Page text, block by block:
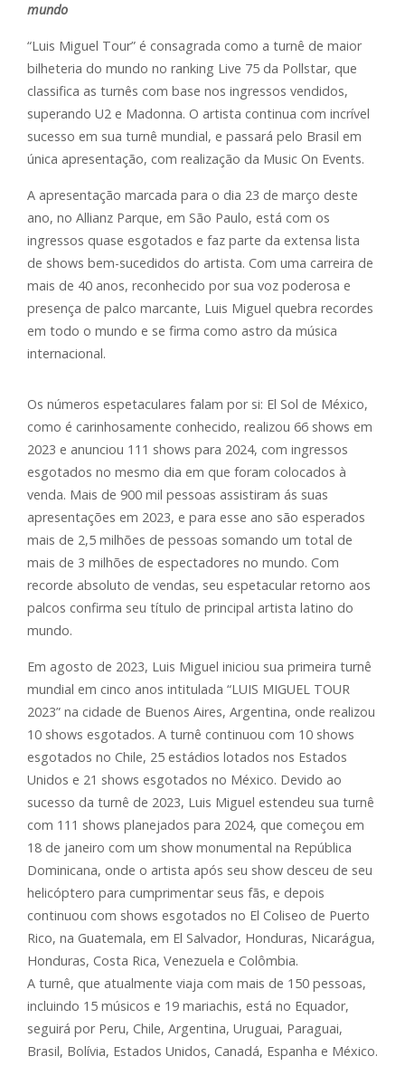
mundo
“Luis Miguel Tour” é consagrada como a turnê de maior
bilheteria do mundo no ranking Live 75 da Pollstar, que
classifica as turnês com base nos ingressos vendidos,
superando U2 e Madonna. O artista continua com incrível
sucesso em sua turnê mundial, e passará pelo Brasil em
única apresentação, com realização da Music On Events.
A apresentação marcada para o dia 23 de março deste
ano, no Allianz Parque, em São Paulo, está com os
ingressos quase esgotados e faz parte da extensa lista
de shows bem-sucedidos do artista. Com uma carreira de
mais de 40 anos, reconhecido por sua voz poderosa e
presença de palco marcante, Luis Miguel quebra recordes
em todo o mundo e se firma como astro da música
internacional.
Os números espetaculares falam por si: El Sol de México,
como é carinhosamente conhecido, realizou 66 shows em
2023 e anunciou 111 shows para 2024, com ingressos
esgotados no mesmo dia em que foram colocados à
venda. Mais de 900 mil pessoas assistiram ás suas
apresentações em 2023, e para esse ano são esperados
mais de 2,5 milhões de pessoas somando um total de
mais de 3 milhões de espectadores no mundo. Com
recorde absoluto de vendas, seu espetacular retorno aos
palcos confirma seu título de principal artista latino do
mundo.
Em agosto de 2023, Luis Miguel iniciou sua primeira turnê
mundial em cinco anos intitulada “LUIS MIGUEL TOUR
2023” na cidade de Buenos Aires, Argentina, onde realizou
10 shows esgotados. A turnê continuou com 10 shows
esgotados no Chile, 25 estádios lotados nos Estados
Unidos e 21 shows esgotados no México. Devido ao
sucesso da turnê de 2023, Luis Miguel estendeu sua turnê
com 111 shows planejados para 2024, que começou em
18 de janeiro com um show monumental na República
Dominicana, onde o artista após seu show desceu de seu
helicóptero para cumprimentar seus fãs, e depois
continuou com shows esgotados no El Coliseo de Puerto
Rico, na Guatemala, em El Salvador, Honduras, Nicarágua,
Honduras, Costa Rica, Venezuela e Colômbia.
A turnê, que atualmente viaja com mais de 150 pessoas,
incluindo 15 músicos e 19 mariachis, está no Equador,
seguirá por Peru, Chile, Argentina, Uruguai, Paraguai,
Brasil, Bolívia, Estados Unidos, Canadá, Espanha e México.